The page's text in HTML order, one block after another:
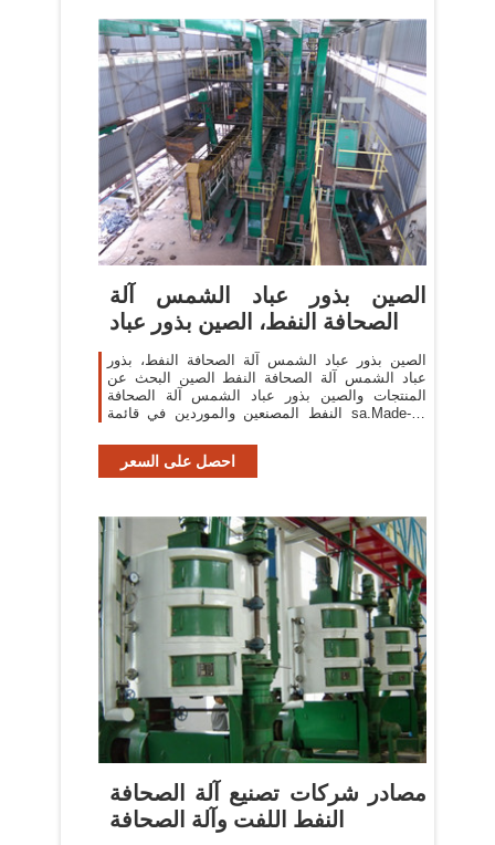
الصين بذور عباد الشمس آلة
الصحافة النفط، الصين بذور عباد
الصين بذور عباد الشمس آلة الصحافة النفط، بذور
عباد الشمس آلة الصحافة النفط الصين البحث عن
المنتجات والصين بذور عباد الشمس آلة الصحافة
النفط المصنعين والموردين في قائمة sa.Made-in-
احصل على السعر
مصادر شركات تصنيع آلة الصحافة
النفط اللفت وآلة الصحافة